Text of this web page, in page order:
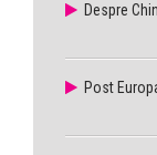
Despre
Post